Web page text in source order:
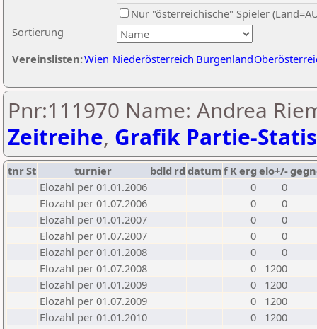
Sortierung
Nur "österreichische" Spieler
Vereinslisten:Wien Niederösterreich Burgenland
Pnr:111970 Name: Andrea
Zeitreihe, Grafik Partie-
tnrSt turnier bdld rd datumf Kerg elo+/-
Elozahl per 01.01.2006
0
0
Elozahl per 01.07.2006
0
0
Elozahl per 01.01.2007
0
0
Elozahl per 01.07.2007
0
0
Elozahl per 01.01.2008
0
0
Elozahl per 01.07.2008
0
1200
Elozahl per 01.01.2009
0
1200
Elozahl per 01.07.2009
0
1200
Elozahl per 01.01.2010
0
1200